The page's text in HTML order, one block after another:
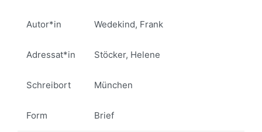
Autor*in Wedekind, Frank
Adressat*in Stöcker, Helene
Schreibort München
Form Brief